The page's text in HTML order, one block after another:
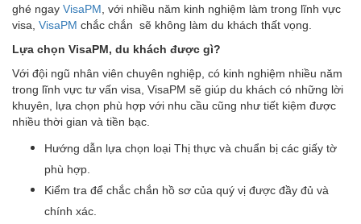
ghé ngay VisaPM , với nhiều năm kinh nghiệm làm trong lĩnh vực
visa, VisaPM chắc chắn sẽ không làm du khách thất vọng.
Lựa chọn VisaPM, du khách được gì?
Với đội ngũ nhân viên chuyên nghiệp, có kinh nghiệm nhiều năm
trong lĩnh vực tư vấn visa, VisaPM sẽ giúp du khách có những lời
khuyên, lựa chọn phù hợp với nhu cầu cũng như tiết kiệm được
nhiều thời gian và tiền bạc.
Hướng dẫn lựa chọn loại Thị thực và chuẩn bị các giấy tờ
phù hợp.
Kiểm tra để chắc chắn hồ sơ của quý vị được đầy đủ và
chính xác.